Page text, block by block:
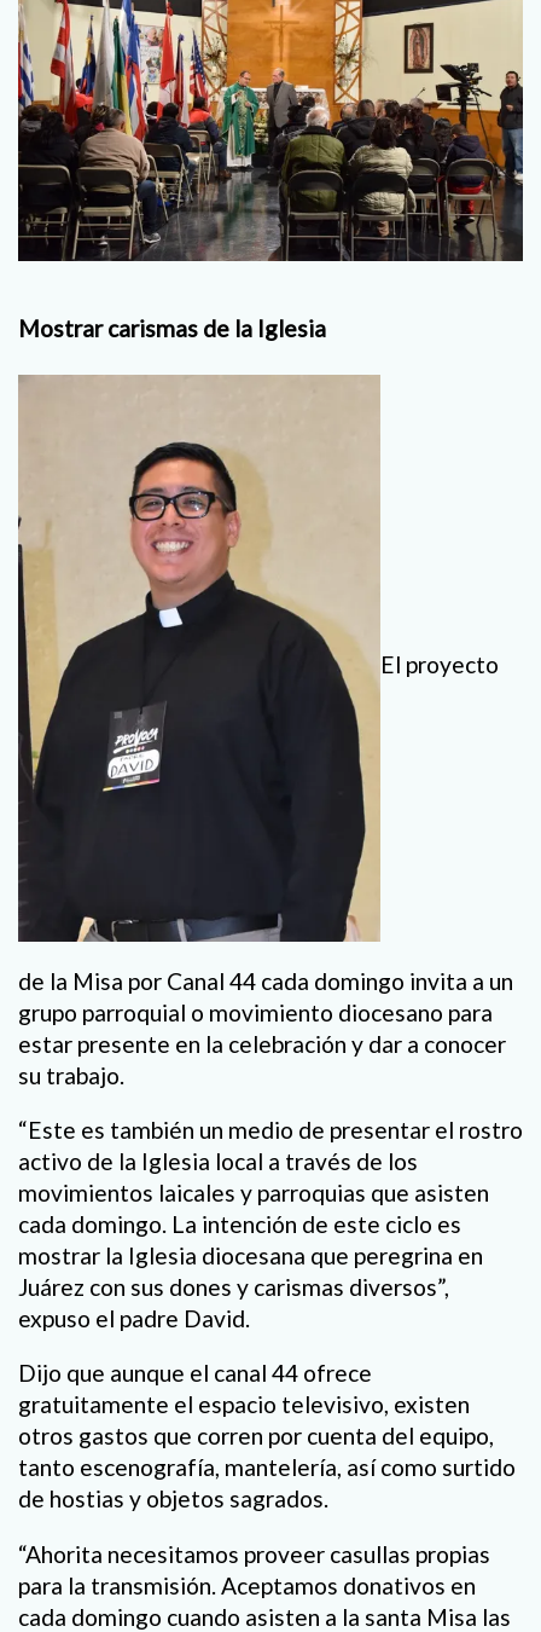
Mostrar carismas de la Iglesia
El proyecto
de la Misa por Canal 44 cada domingo invita a un
grupo parroquial o movimiento diocesano para
estar presente en la celebración y dar a conocer
su trabajo.
“Este es también un medio de presentar el rostro
activo de la Iglesia local a través de los
movimientos laicales y parroquias que asisten
cada domingo. La intención de este ciclo es
mostrar la Iglesia diocesana que peregrina en
Juárez con sus dones y carismas diversos”,
expuso el padre David.
Dijo que aunque el canal 44 ofrece
gratuitamente el espacio televisivo, existen
otros gastos que corren por cuenta del equipo,
tanto escenografía, mantelería, así como surtido
de hostias y objetos sagrados.
“Ahorita necesitamos proveer casullas propias
para la transmisión. Aceptamos donativos en
cada domingo cuando asisten a la santa Misa las